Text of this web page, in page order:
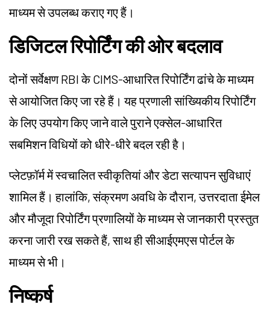
माध्यम से उपलब्ध कराए गए हैं।
डिजिटल रिपोर्टिंग की ओर बदलाव
दोनों सर्वेक्षण RBI के CIMS-आधारित रिपोर्टिंग ढांचे के माध्यम
से आयोजित किए जा रहे हैं। यह प्रणाली सांख्यिकीय रिपोर्टिंग
के लिए उपयोग किए जाने वाले पुराने एक्सेल-आधारित
सबमिशन विधियों को धीरे-धीरे बदल रही है।
प्लेटफ़ॉर्म में स्वचालित स्वीकृतियां और डेटा सत्यापन सुविधाएं
शामिल हैं। हालांकि, संक्रमण अवधि के दौरान, उत्तरदाता ईमेल
और मौजूदा रिपोर्टिंग प्रणालियों के माध्यम से जानकारी प्रस्तुत
करना जारी रख सकते हैं, साथ ही सीआईएमएस पोर्टल के
माध्यम से भी।
निष्कर्ष